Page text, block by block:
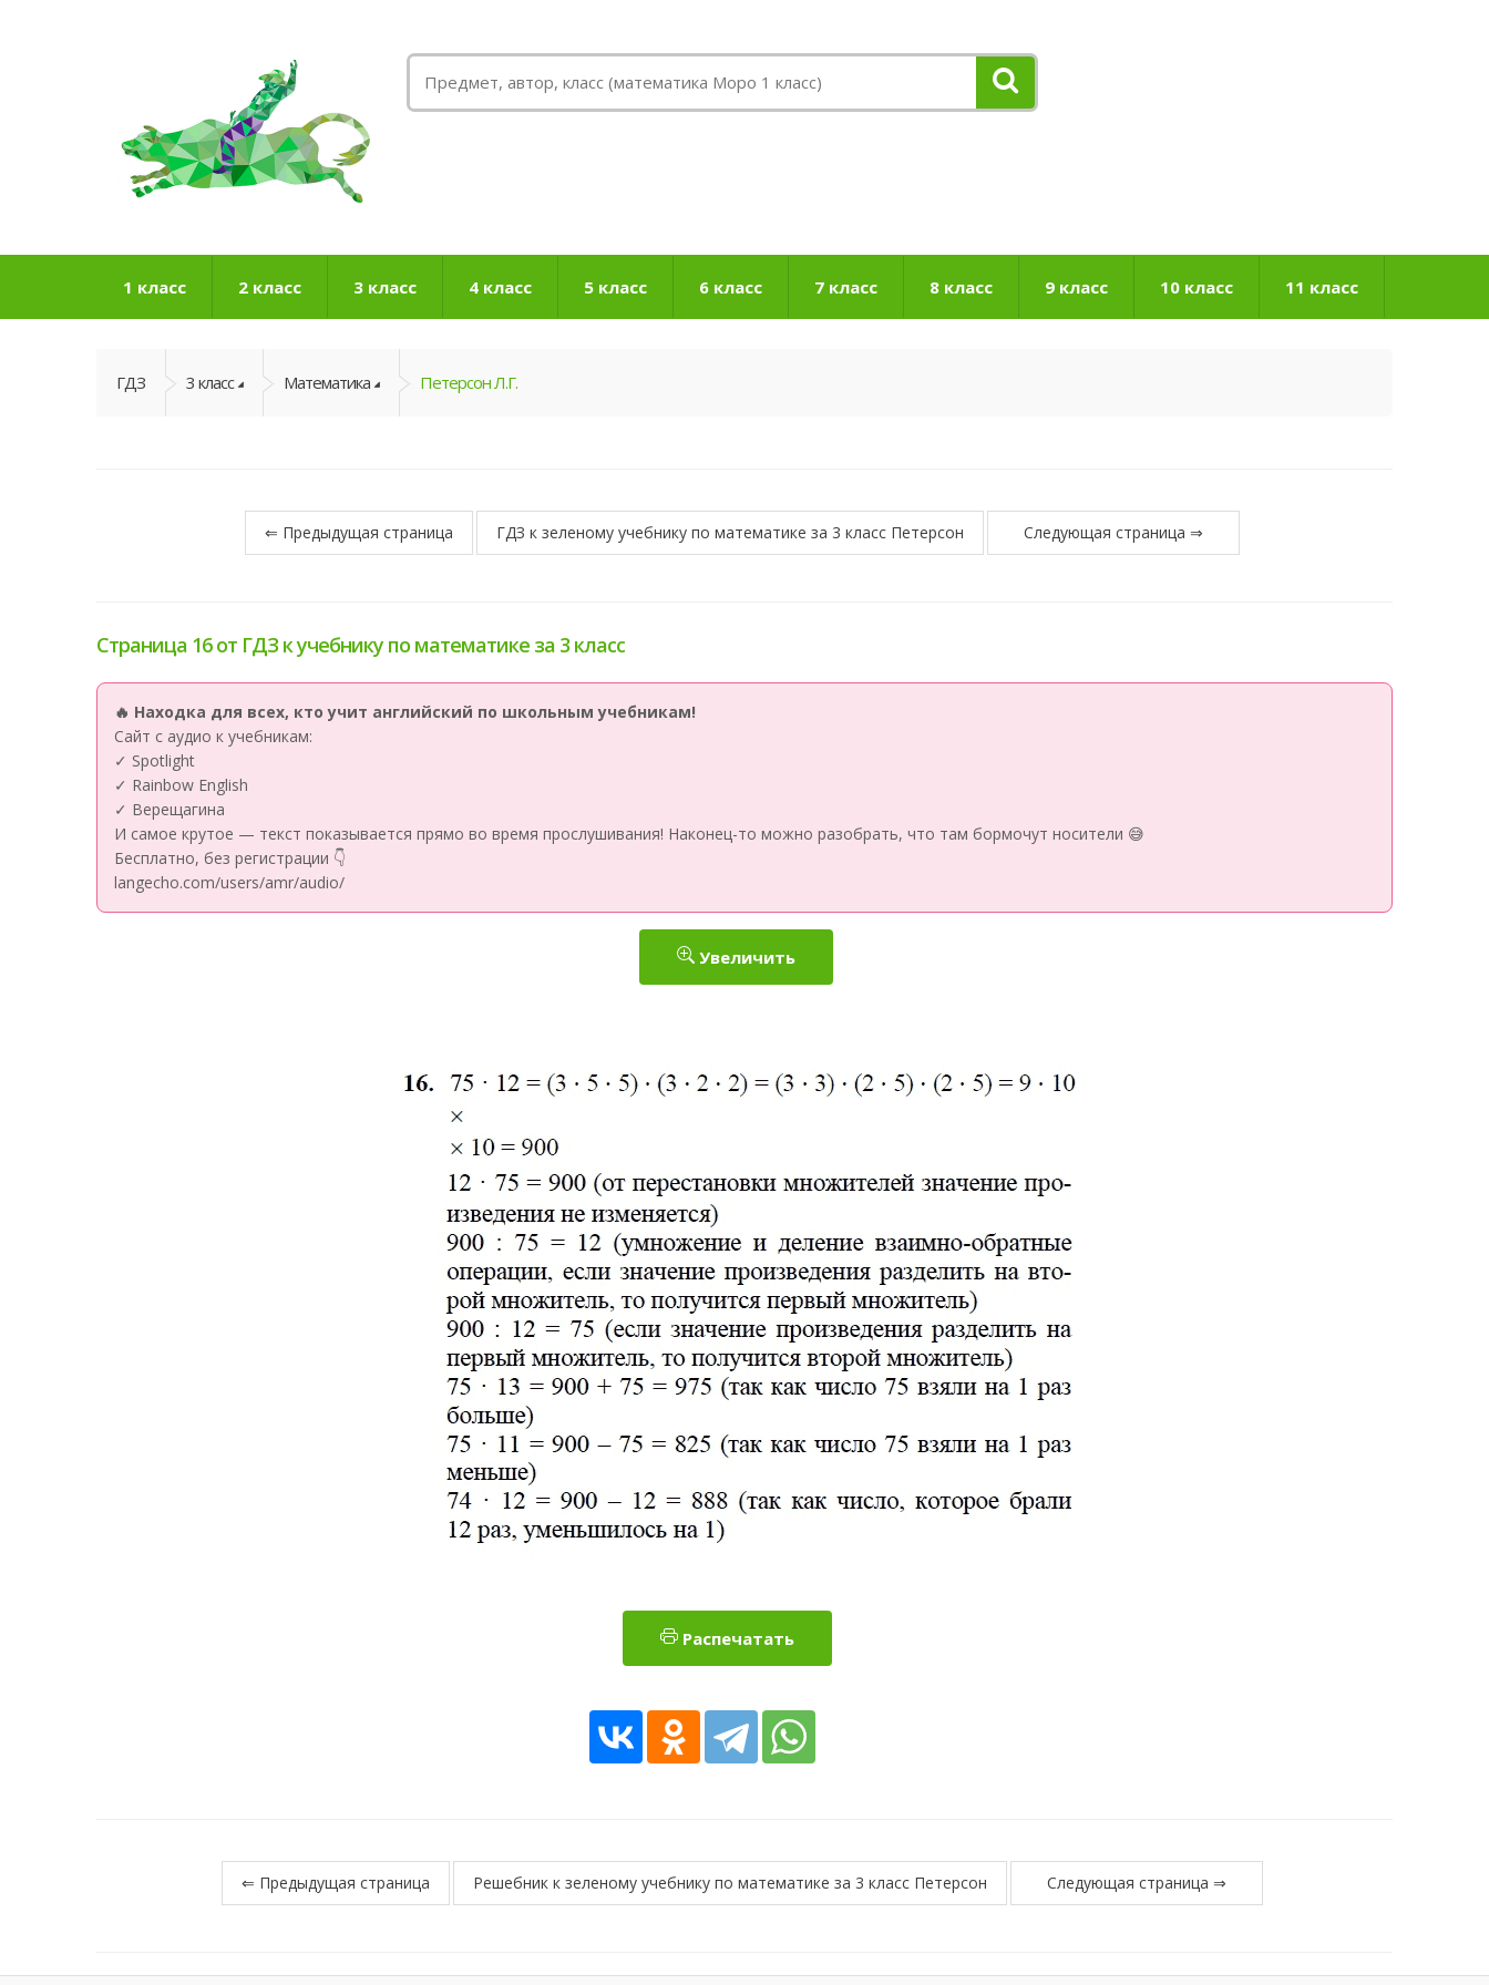
1 класс 2 класс 3 класс 4 класс 5 класс 6 класс 7 класс 8 класс 9 класс 10 класс 11 класс
ГДЗ 3 класс Математика Петерсон Л.Г.
⇐ Предыдущая страница ГДЗ к зеленому учебнику по математике за 3 класс Петерсон Следующая страница ⇒
Страница 16 от ГДЗ к учебнику по математике за 3 класс
🔥 Находка для всех, кто учит английский по школьным учебникам!
Сайт с аудио к учебникам:
✓ Spotlight
✓ Rainbow English
✓ Верещагина
И самое крутое — текст показывается прямо во время прослушивания! Наконец-то можно разобрать, что там бормочут носители 😅
Бесплатно, без регистрации 👇
langecho.com/users/amr/audio/
Увеличить
Распечатать
⇐ Предыдущая страница Решебник к зеленому учебнику по математике за 3 класс Петерсон Следующая страница ⇒